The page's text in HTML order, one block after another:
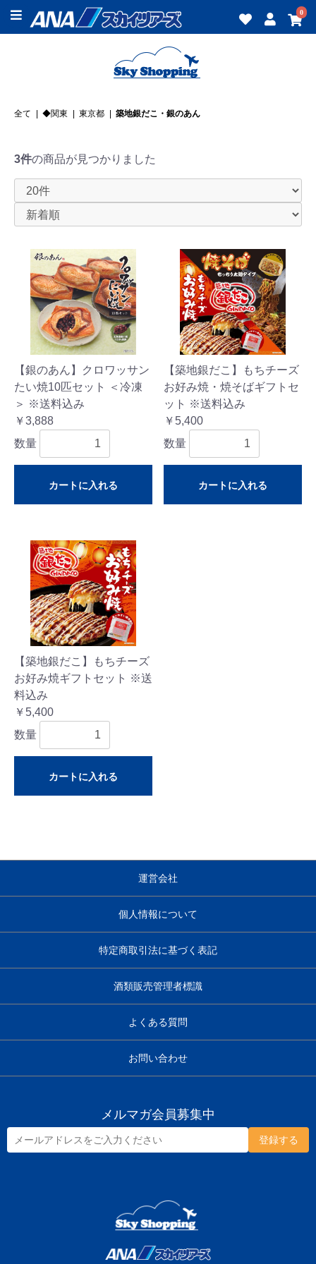
0
全て | ◆関東 | 東京都 | 築地銀だこ・銀のあん
3件の商品が見つかりました
【銀のあん】クロワッサン
たい焼10匹セット ＜冷凍
＞ ※送料込み
￥3,888
数量
カートに入れる
【築地銀だこ】もちチーズ
お好み焼・焼そばギフトセ
ット ※送料込み
￥5,400
数量
カートに入れる
【築地銀だこ】もちチーズ
お好み焼ギフトセット ※送
料込み
￥5,400
数量
カートに入れる
運営会社
個人情報について
特定商取引法に基づく表記
酒類販売管理者標識
よくある質問
お問い合わせ
メルマガ会員募集中